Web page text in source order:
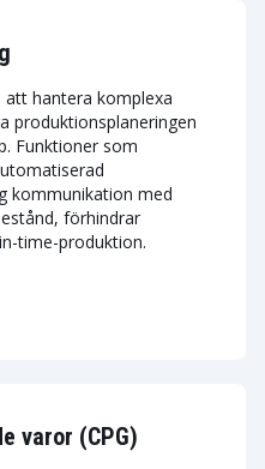
att hantera komplexa
produktionsplaneringen
Funktioner som
kommunikation med
förhindrar
time-produktion.
varor (CPG)